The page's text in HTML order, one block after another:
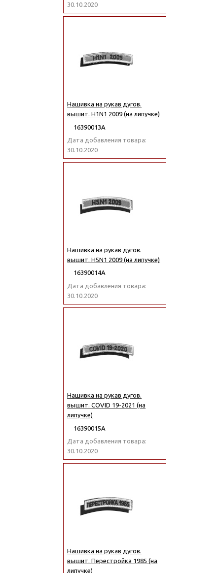
30.10.2020
Нашивка на рукав дугов.
вышит. H1N1 2009 (на липучке)
16390013А
Дата добавления товара:
30.10.2020
Нашивка на рукав дугов.
вышит. H5N1 2009 (на липучке)
16390014А
Дата добавления товара:
30.10.2020
Нашивка на рукав дугов.
вышит. COVID 19-2021 (на
липучке)
16390015А
Дата добавления товара:
30.10.2020
Нашивка на рукав дугов.
вышит. Перестройка 1985 (на
липучке)